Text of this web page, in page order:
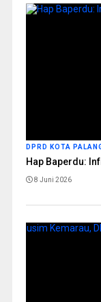
DPRD KOTA
Hap Baperdu:
8 Juni 2026